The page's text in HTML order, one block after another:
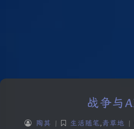
战争与
陶其 | 生活随笔,青草地 |